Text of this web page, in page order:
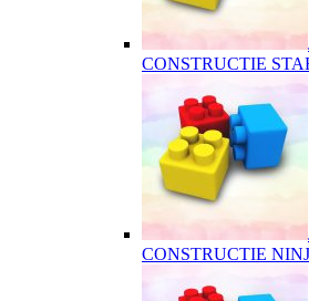
CONSTRUCTIE
CONSTRUCTIE